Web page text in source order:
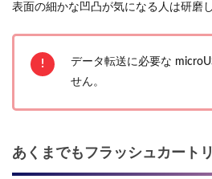
表面の細かな凹凸が気になる人は研磨
データ転送に必要な
せん。
あくまでもフラッシュカート